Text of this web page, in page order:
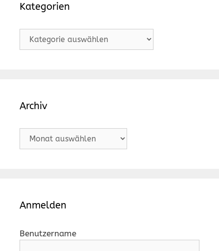
Kategorien
Kategorien
Archiv
Archiv
Anmelden
Benutzername